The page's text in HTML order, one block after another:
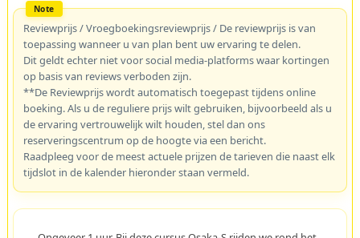
Reviewprijs / Vroegboekingsreviewprijs / De reviewprijs is van
toepassing wanneer u van plan bent uw ervaring te delen.
Dit geldt echter niet voor social media-platforms waar kortingen
op basis van reviews verboden zijn.
**De Reviewprijs wordt automatisch toegepast tijdens online
boeking. Als u de reguliere prijs wilt gebruiken, bijvoorbeeld als u
de ervaring vertrouwelijk wilt houden, stel dan ons
reserveringscentrum op de hoogte via een bericht.
Raadpleeg voor de meest actuele prijzen de tarieven die naast elk
tijdslot in de kalender hieronder staan vermeld.